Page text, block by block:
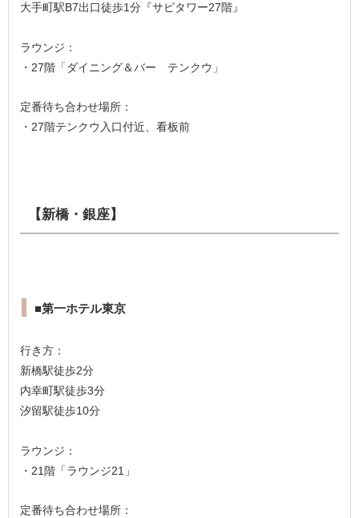
大手町駅B7出口徒歩1分『サピタワー27階』
ラウンジ：
・27階「ダイニング＆バー テンクウ」
定番待ち合わせ場所：
・27階テンクウ入口付近、看板前
【新橋・銀座】
■第一ホテル東京
行き方：
新橋駅徒歩2分
内幸町駅徒歩3分
汐留駅徒歩10分
ラウンジ：
・21階「ラウンジ21」
定番待ち合わせ場所：